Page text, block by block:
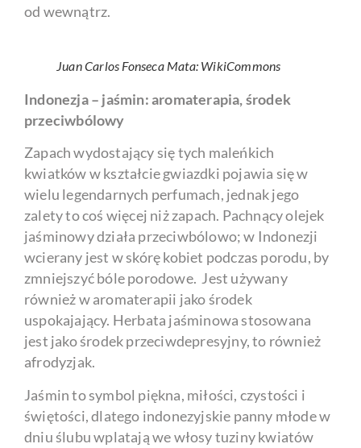
od wewnątrz.
Juan Carlos Fonseca Mata: WikiCommons
Indonezja – jaśmin: aromaterapia, środek
przeciwbólowy
Zapach wydostający się tych maleńkich
kwiatków w kształcie gwiazdki pojawia się w
wielu legendarnych perfumach, jednak jego
zalety to coś więcej niż zapach. Pachnący olejek
jaśminowy działa przeciwbólowo; w Indonezji
wcierany jest w skórę kobiet podczas porodu, by
zmniejszyć bóle porodowe. Jest używany
również w aromaterapii jako środek
uspokajający. Herbata jaśminowa stosowana
jest jako środek przeciwdepresyjny, to również
afrodyzjak.
Jaśmin to symbol piękna, miłości, czystości i
świętości, dlatego indonezyjskie panny młode w
dniu ślubu wplatają we włosy tuziny kwiatów